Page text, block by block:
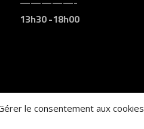
le consentement aux cookies
13h30 -18h00